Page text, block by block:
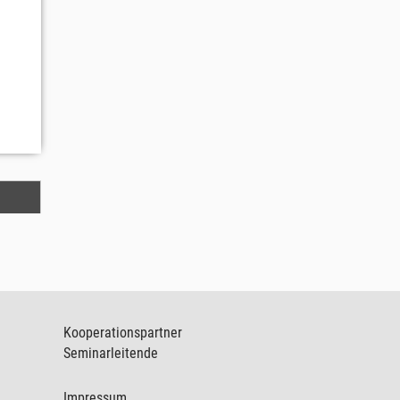
Kooperationspartner
Seminarleitende